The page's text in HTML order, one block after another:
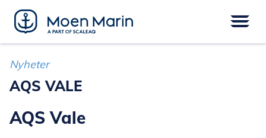
Skip
content
Nyheter
AQS VALE
AQS Vale